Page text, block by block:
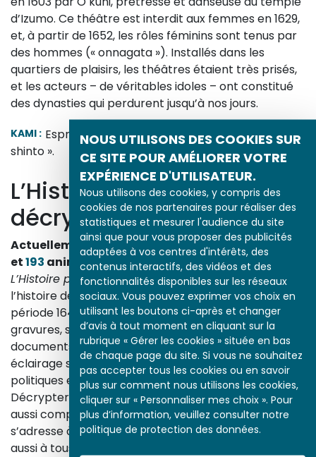
NOUS UTILISONS DES COOKIES SUR
CE SITE POUR AMÉLIORER VOTRE
EXPÉRIENCE D'UTILISATEUR.
Nous utilisons des cookies, y compris des
cookies de nos partenaires pour réaliser des
statistiques et mesurer l'audience du site
ainsi que pour vous proposer des publicités
adaptées à vos centres d'intérêts, des
contenus interactifs, des vidéos et des
fonctionnalités disponibles sur les réseaux
sociaux. Vous pouvez exprimer vos choix en
utilisant les boutons ci-après et changer
d’avis à tout moment en cliquant sur la
rubrique « Gérer les cookies » située en bas
de chaque page du site. Si vous ne souhaitez
pas accepter tous les cookies ou en savoir
plus sur comment nous utilisons les cookies,
cliquer sur « Personnaliser mes choix ». Pour
plus d’information, veuillez consulter notre
politique de protection des données.
d’Izumo. Ce théâtre est interdit aux femmes en 1629,
et, à partir de 1652, les rôles féminins sont tenus par
des hommes (« onnagata »). Installés dans les
quartiers de plaisirs, les théâtres étaient très prisés,
et les acteurs – de véritables idoles – ont constitué
des dynasties qui perdurent jusqu’à nos jours.
KAMI : Esprits de la nature et des ancêtres. Voir «
shinto ».
L’Histoire par l’image
décrypte l’histoire
Actuellement en ligne3153œuvres, 1748études
et193 animations.
L’Histoire par l’imageexplore les événements de
l’histoire de France et les évolutions majeures de la
période 1643-1945. À travers des peintures, dessins,
gravures, sculptures, photographies, affiches,
documents d’archives, nos études proposent un
éclairage sur les réalités sociales, économiques,
politiques et culturelles d’une époque.
Décrypter les images et les événements d’hier, c’est
aussi comprendre ceux d’aujourd’hui. Un site qui
s’adresse à tous, famille, enseignants, élèves… mais
aussi à tous les curieux, amateurs d’art et d’histoire.